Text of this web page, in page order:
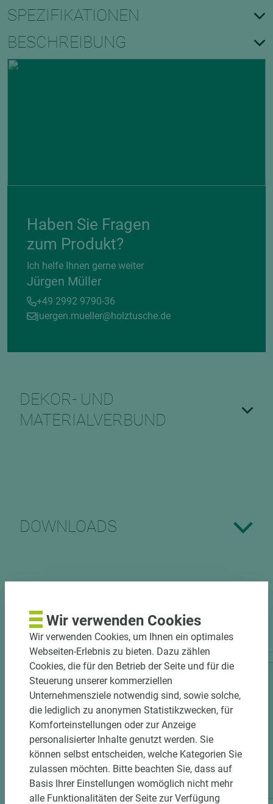
SPEZIFIKATIONEN
BESCHREIBUNG
Haben Sie Fragen
zum Produkt?
Ich helfe Ihnen gerne weiter
Jürgen Müller
+49 2992 9790-36
juergen.mueller@holztusche.de
DEKOR- UND
MATERIALVERBUND
DOWNLOADS
PASSENDES ZUBEHÖR
11 weitere Varianten
Wir verwenden Cookies
Wir verwenden Cookies, um Ihnen ein optimales
Webseiten-Erlebnis zu bieten. Dazu zählen
Cookies, die für den Betrieb der Seite und für die
Steuerung unserer kommerziellen
Unternehmensziele notwendig sind, sowie solche,
die lediglich zu anonymen Statistikzwecken, für
Komforteinstellungen oder zur Anzeige
personalisierter Inhalte genutzt werden. Sie
können selbst entscheiden, welche Kategorien Sie
zulassen möchten. Bitte beachten Sie, dass auf
Basis Ihrer Einstellungen womöglich nicht mehr
alle Funktionalitäten der Seite zur Verfügung